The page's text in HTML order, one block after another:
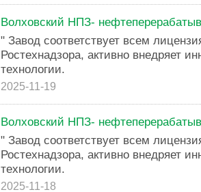
Волховский НПЗ-
" Завод соответствует всем
Ростехнадзора, активно внедряет
технологии.
2025-11-19
Волховский НПЗ-
" Завод соответствует всем
Ростехнадзора, активно внедряет
технологии.
2025-11-18